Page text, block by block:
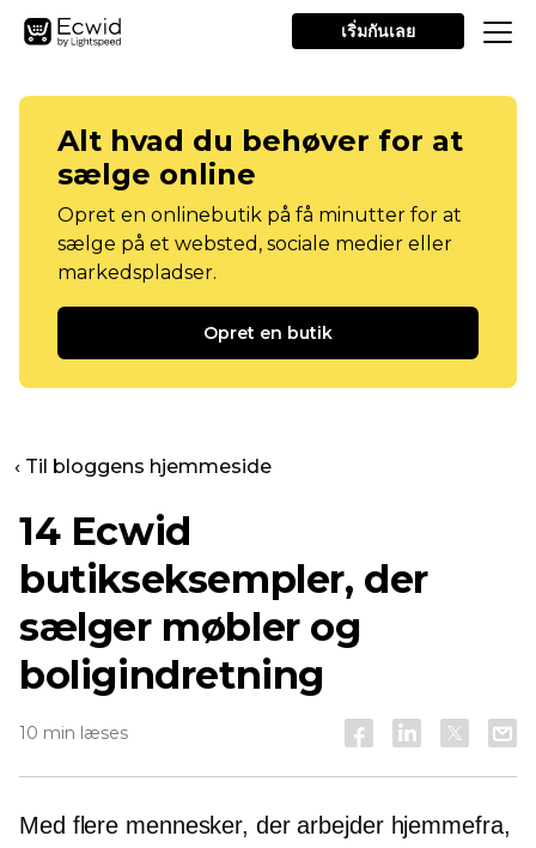
เริ่มกันเลย
Alt hvad du behøver for at
sælge online
Opret en onlinebutik på få minutter for at
sælge på et websted, sociale medier eller
markedspladser.
Opret en butik
‹ Til bloggens hjemmeside
14 Ecwid
butikseksempler, der
sælger møbler og
boligindretning
10 min læses
Med flere mennesker, der arbejder hjemmefra,